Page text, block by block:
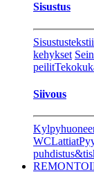
Sisustus
kehykset
peilit
Siivous
WCLattiat